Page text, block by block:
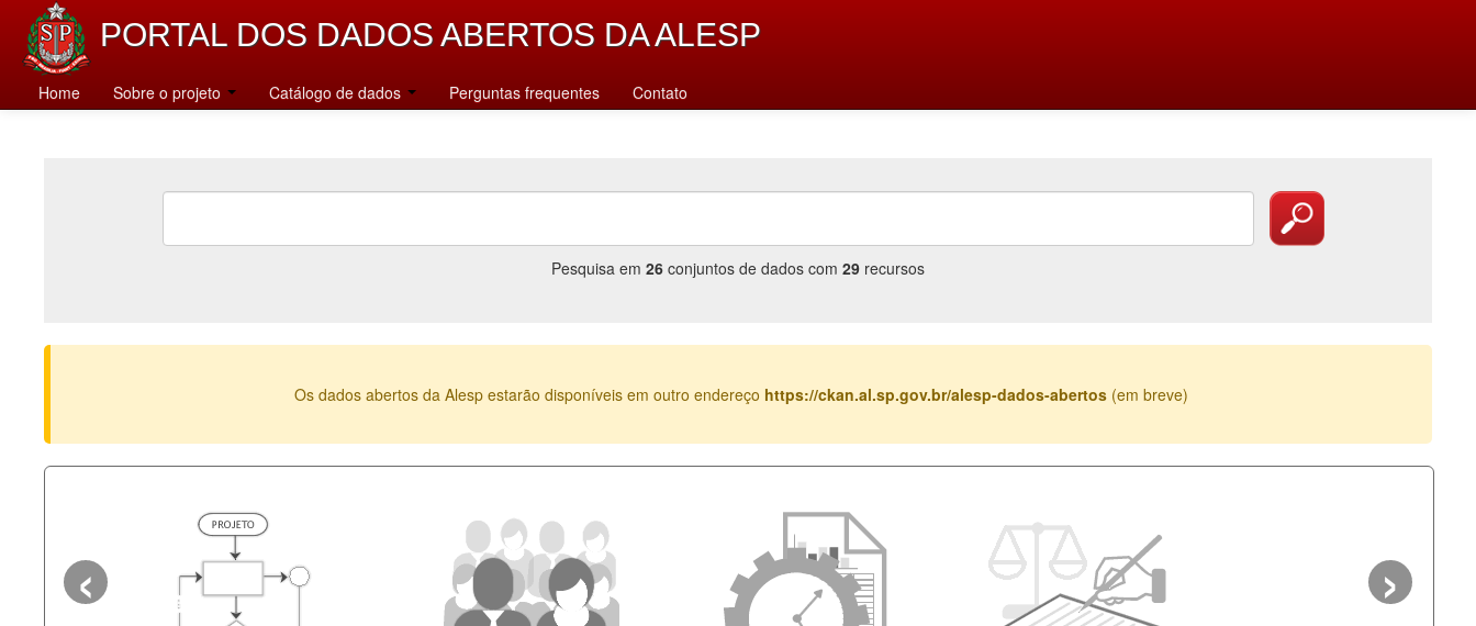
PORTAL DOS DADOS ABERTOS DA ALESP
Home Sobre o projeto Catálogo de dados Perguntas frequentes Contato
Pesquisa em 26 conjuntos de dados com 29 recursos
Os dados abertos da Alesp estarão disponíveis em outro endereço https://ckan.al.sp.gov.br/alesp-dados-abertos (em breve)
‹ ›